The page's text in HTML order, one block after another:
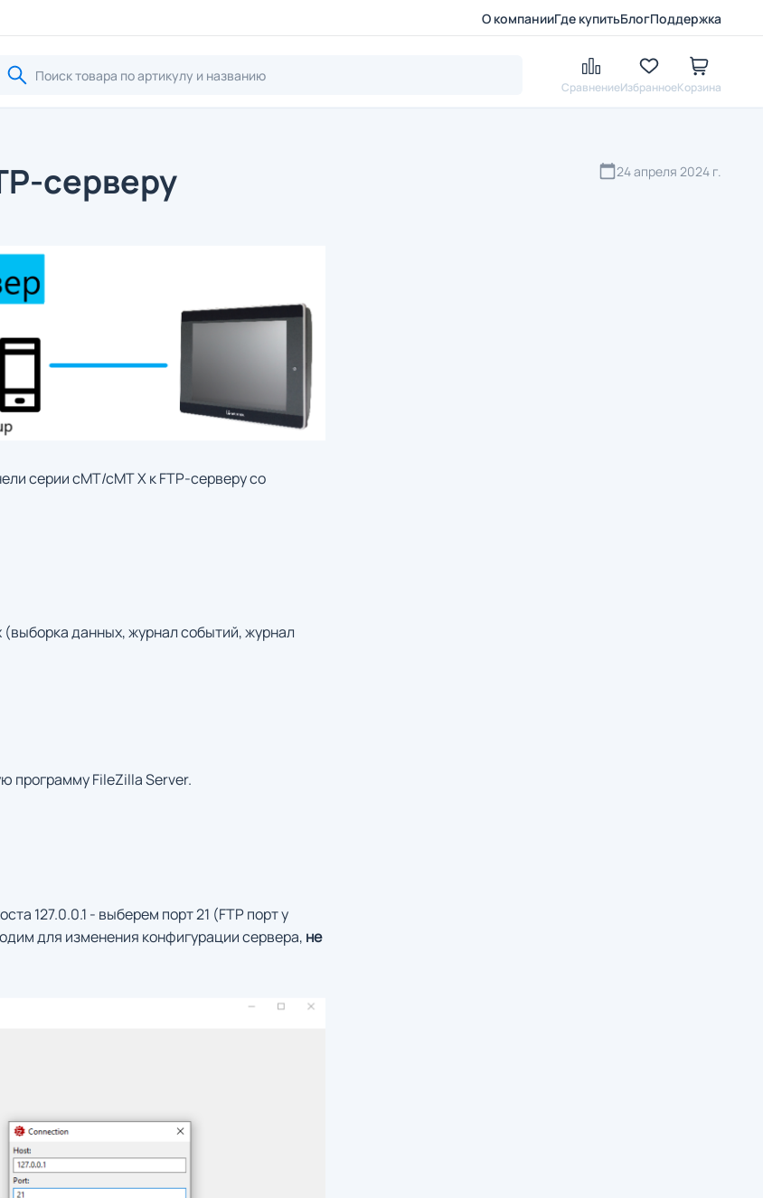
О компанииГде купитьБлогПоддержка
СравнениеИзбранноеКорзина
серверу 24 апреля 2024 г.
серии cMT/cMT X к FTP-серверу со
данных, журнал событий, журнал
программу FileZilla Server.
127.0.0.1 - выберем порт 21 (FTP порт у
для изменения конфигурации сервера, не